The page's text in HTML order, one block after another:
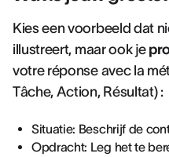
Kies een voorbeeld dat
illustreert, maar ook je
votre réponse avec la
Tâche, Action, Résultat) :
Situatie: Beschrijf de
Opdracht: Leg het te